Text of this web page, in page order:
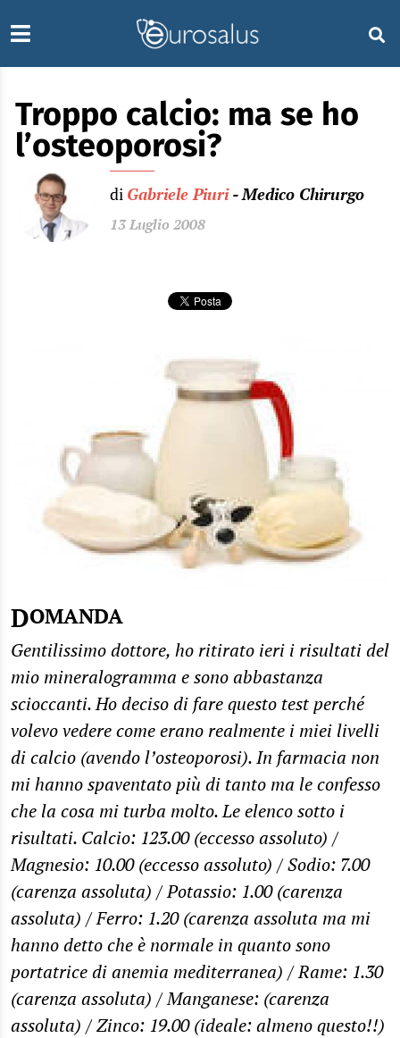
Troppo calcio: ma se ho
l’osteoporosi?
di Gabriele Piuri - Medico Chirurgo
13 Luglio 2008
DOMANDA
Gentilissimo dottore, ho ritirato ieri i risultati del
mio mineralogramma e sono abbastanza
scioccanti. Ho deciso di fare questo test perché
volevo vedere come erano realmente i miei livelli
di calcio (avendo l’osteoporosi). In farmacia non
mi hanno spaventato più di tanto ma le confesso
che la cosa mi turba molto. Le elenco sotto i
risultati. Calcio: 123.00 (eccesso assoluto) /
Magnesio: 10.00 (eccesso assoluto) / Sodio: 7.00
(carenza assoluta) / Potassio: 1.00 (carenza
assoluta) / Ferro: 1.20 (carenza assoluta ma mi
hanno detto che è normale in quanto sono
portatrice di anemia mediterranea) / Rame: 1.30
(carenza assoluta) / Manganese: (carenza
assoluta) / Zinco: 19.00 (ideale: almeno questo!!)